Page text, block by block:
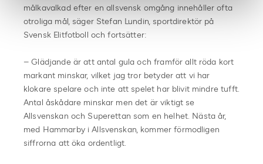
målkavalkad efter en allsvensk omgång innehåller ofta
otroliga mål, säger Stefan Lundin, sportdirektör på
Svensk Elitfotboll och fortsätter:
– Glädjande är att antal gula och framför allt röda kort
markant minskar, vilket jag tror betyder att vi har
klokare spelare och inte att spelet har blivit mindre tufft.
Antal åskådare minskar men det är viktigt se
Allsvenskan och Superettan som en helhet. Nästa år,
med Hammarby i Allsvenskan, kommer förmodligen
siffrorna att öka ordentligt.